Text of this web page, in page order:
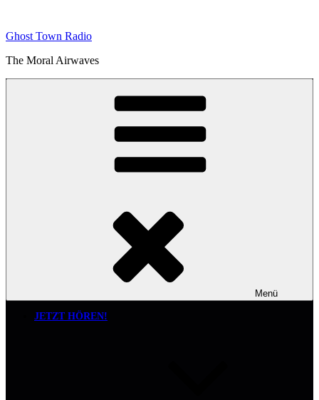
springen
Ghost Town Radio
The Moral Airwaves
Menü
JETZT HÖREN!